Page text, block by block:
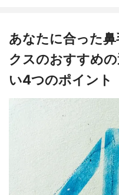
あなたに合った
クスのおすすめ
い4つのポイント